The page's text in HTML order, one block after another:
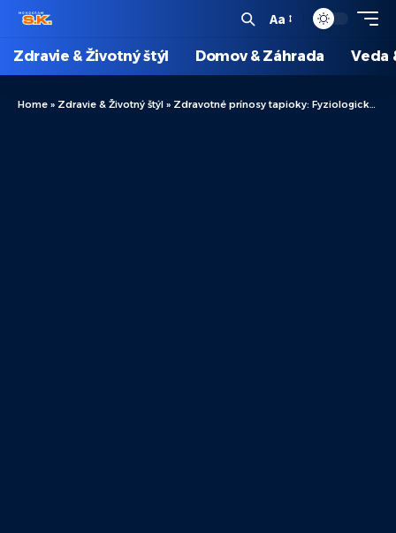
Aa
Zdravie & Životný štýl Domov & Záhrada Veda
Home » Zdravie & Životný štýl » Zdravotné prínosy tapioky: Fyziologické vlastnosti a spôsoby použitia